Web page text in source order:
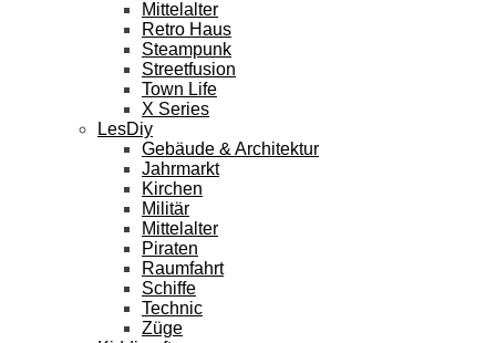
Mittelalter
Retro Haus
Steampunk
Streetfusion
Town Life
X Series
LesDiy
Gebäude & Architektur
Jahrmarkt
Kirchen
Militär
Mittelalter
Piraten
Raumfahrt
Schiffe
Technic
Züge